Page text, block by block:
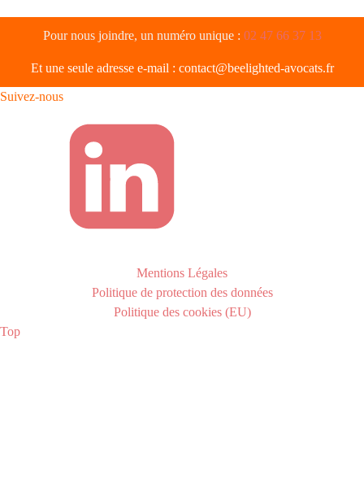
Pour nous joindre, un numéro unique : 02 47 66 37 13
Et une seule adresse e-mail : contact@beelighted-avocats.fr
Suivez-nous
Mentions Légales
Politique de protection des données
Politique des cookies (EU)
Top